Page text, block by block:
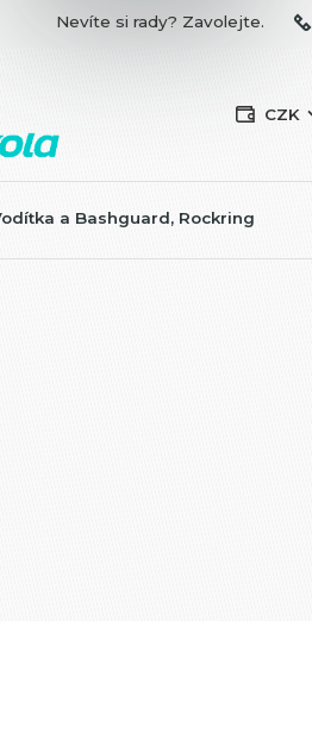
CZK
Nevíte si rady? Zavolejte.
a Bashguard, Rockring